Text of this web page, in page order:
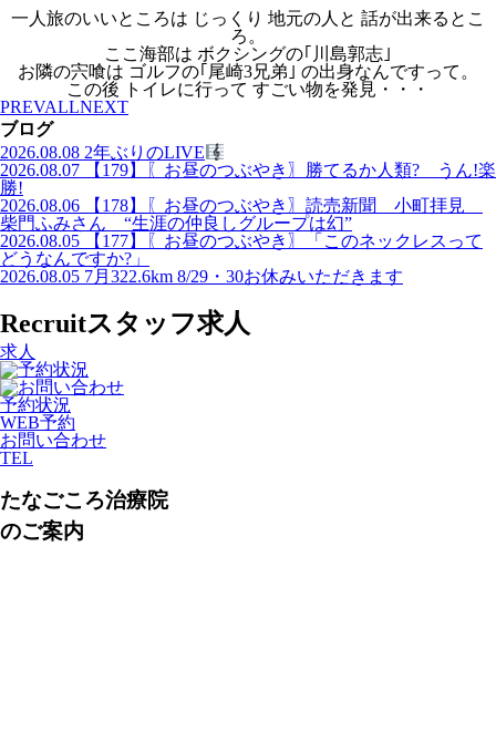
一人旅のいいところは じっくり 地元の人と 話が出来るとこ
ろ。
ここ海部は ボクシングの｢川島郭志｣
お隣の宍喰は ゴルフの｢尾崎3兄弟｣ の出身なんですって。
この後 トイレに行って すごい物を発見・・・
PREVALLNEXT
ブログ
2026.08.08 2年ぶりのLIVE
2026.08.07
【179】〖お昼のつぶやき〗勝てるか人類? うん!楽
勝!
2026.08.06
【178】〖お昼のつぶやき〗読売新聞 小町拝見
柴門ふみさん “生涯の仲良しグループは幻”
2026.08.05
【177】〖お昼のつぶやき〗「このネックレスって
どうなんですか?」
2026.08.05 7月322.6km 8/29・30お休みいただきます
Recruitスタッフ求人
求人
予約状況
WEB予約
お問い合わせ
TEL
たなごころ治療院
のご案内